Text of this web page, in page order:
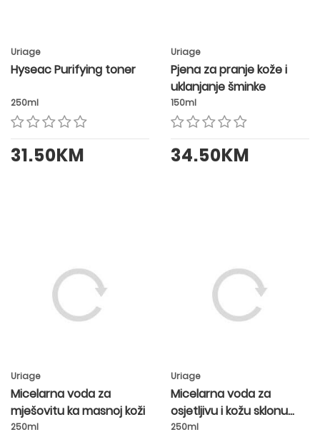
Uriage
Hyseac Purifying toner
250ml
31.50KM
Uriage
Pjena za pranje kože i
uklanjanje šminke
150ml
34.50KM
Uriage
Micelarna voda za
mješovitu ka masnoj koži
250ml
Uriage
Micelarna voda za
osjetljivu i kožu sklonu
crvenilu
250ml